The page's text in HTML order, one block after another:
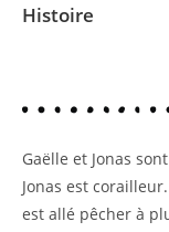
Histoire
Gaëlle et Jonas
Jonas est
est allé pêcher à